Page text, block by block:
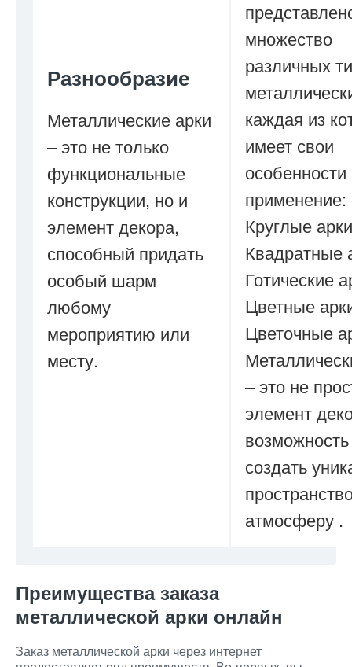
Разнообразие
Металлические арки
– это не только
функциональные
конструкции, но и
элемент декора,
способный придать
особый шарм
любому
мероприятию или
месту.
множество
различных
каждая из
имеет свои
особенности
применение:
Круглые арки
Квадратные
Готические
Цветные
Цветочные
– это не
элемент
возможность
создать
атмосферу .
Преимущества заказа
металлической арки онлайн
Заказ металлической арки через интернет